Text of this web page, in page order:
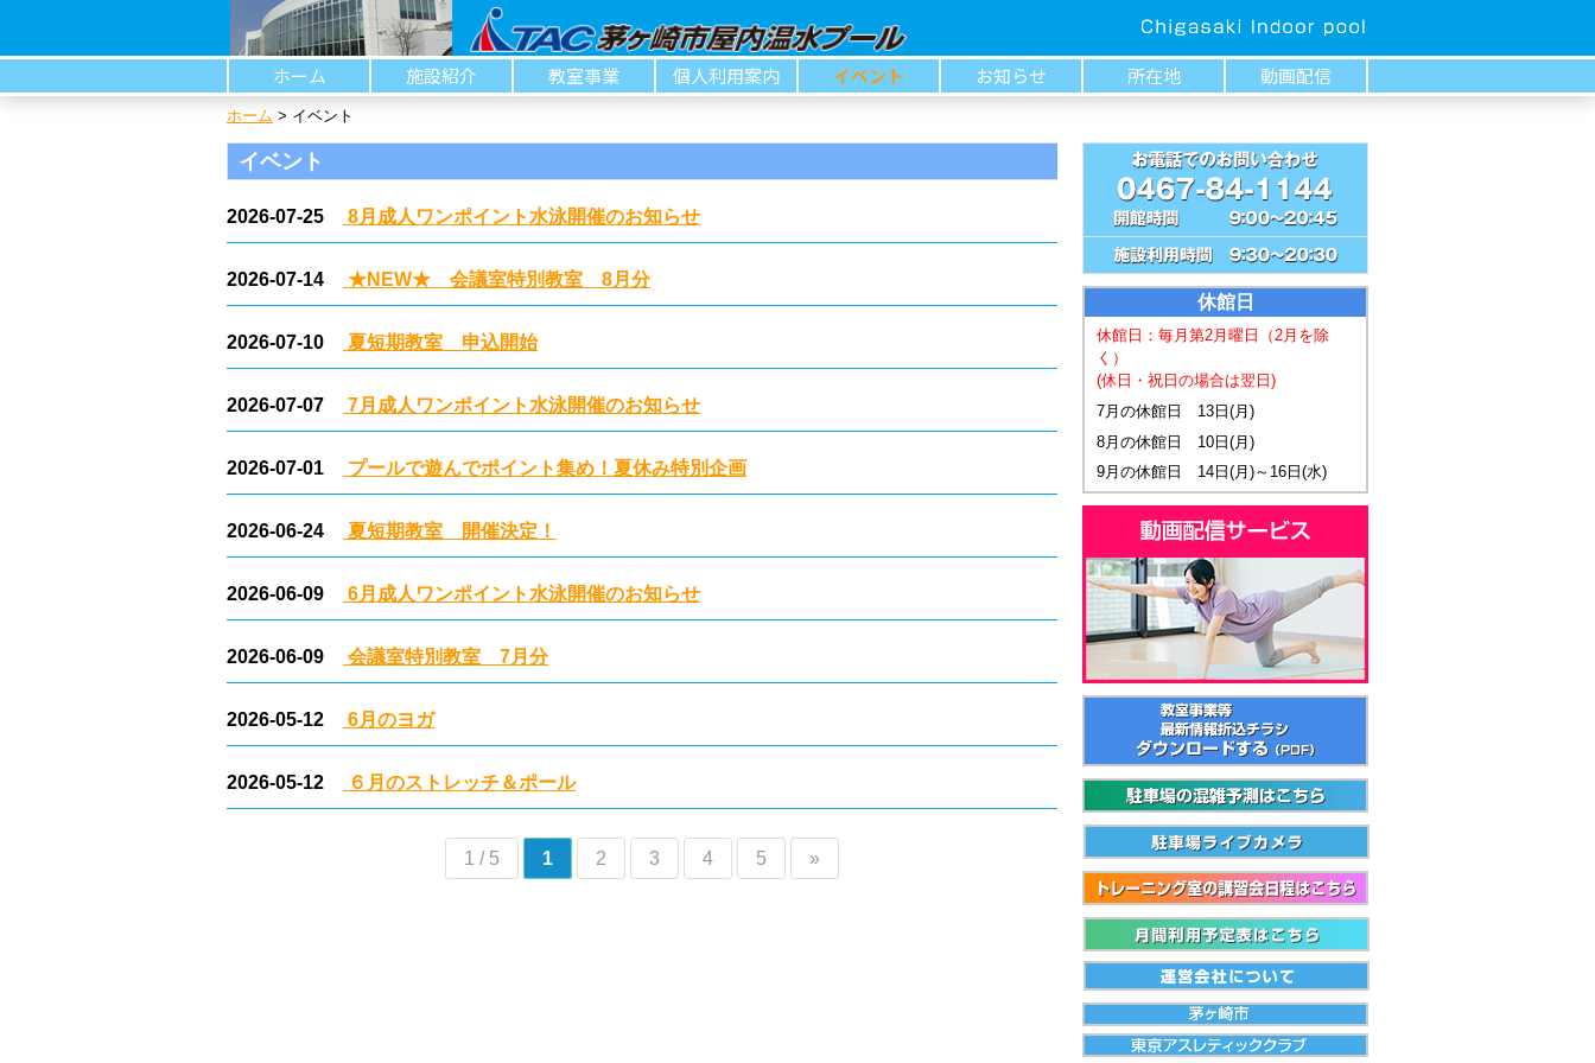
ホーム 施設紹介 教室事業 個人利用案内 イベント お知らせ 所在地 動画配信
ホーム > イベント
イベント
2026-07-25 8月成人ワンポイント水泳開催のお知らせ
2026-07-14 ★NEW★ 会議室特別教室 8月分
2026-07-10 夏短期教室 申込開始
2026-07-07 7月成人ワンポイント水泳開催のお知らせ
2026-07-01 プールで遊んでポイント集め！夏休み特別企画
2026-06-24 夏短期教室 開催決定！
2026-06-09 6月成人ワンポイント水泳開催のお知らせ
2026-06-09 会議室特別教室 7月分
2026-05-12 6月のヨガ
2026-05-12 ６月のストレッチ＆ポール
1 / 5 1 2 3 4 5 »
休館日
休館日：毎月第2月曜日
（2月を除
く）
(休日・祝日の場合は翌日)
7月の休館日 13日(月)
8月の休館日 10日(月)
9月の休館日 14日(月)～16日(水)